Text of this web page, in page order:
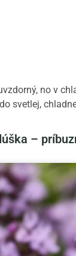
no v
svetlej,
–